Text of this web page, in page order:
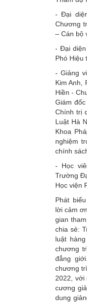
- Đại
Chương
– Cán bộ
- Đại
Phó Hiệu
- Giảng
Kim Anh,
Hiền -
Giám
Chính trị
Luật Hà
Khoa
nghiệm
chính
- Học
Trường
Học viện
Phát
lời cảm
gian
chia sẻ:
luật
chương
đẳng
chương
2022, với
cương
dung